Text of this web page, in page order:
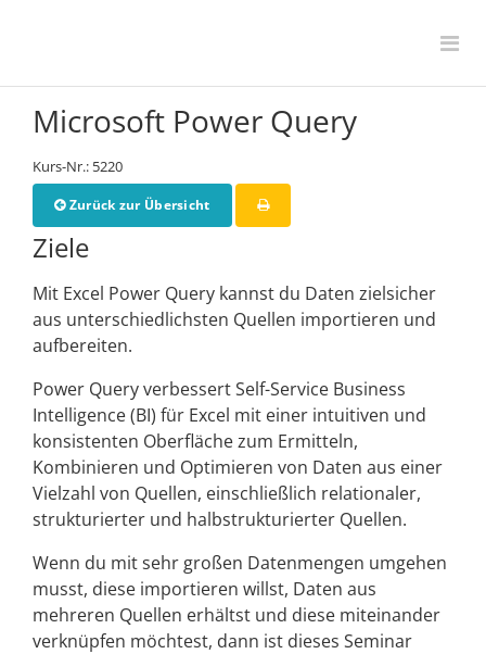
Microsoft Power Query
Kurs-Nr.: 5220
Zurück zur Übersicht
Ziele
Mit Excel Power Query kannst du Daten zielsicher
aus unterschiedlichsten Quellen importieren und
aufbereiten.
Power Query verbessert Self-Service Business
Intelligence (BI) für Excel mit einer intuitiven und
konsistenten Oberfläche zum Ermitteln,
Kombinieren und Optimieren von Daten aus einer
Vielzahl von Quellen, einschließlich relationaler,
strukturierter und halbstrukturierter Quellen.
Wenn du mit sehr großen Datenmengen umgehen
musst, diese importieren willst, Daten aus
mehreren Quellen erhältst und diese miteinander
verknüpfen möchtest, dann ist dieses Seminar